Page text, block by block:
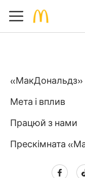
«МакДональдз»
Мета і вплив
Працюй з нами
Прескімната